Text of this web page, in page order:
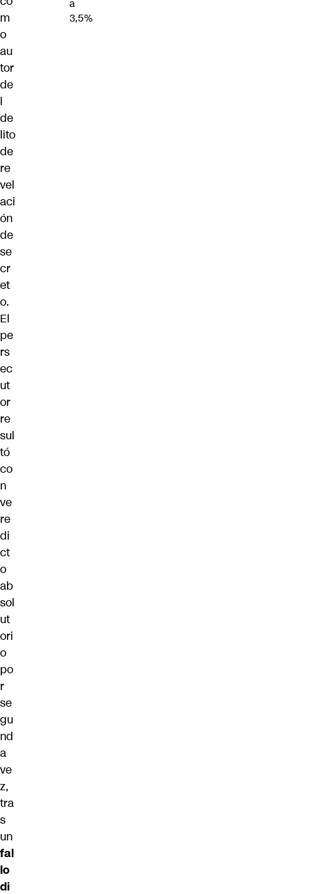
m
o
au
tor
de
l
de
lito
de
re
vel
aci
ón
de
se
cr
et
o.
El
pe
rs
ec
ut
or
re
sul
tó
co
n
ve
re
di
ct
o
ab
sol
ut
ori
o
po
r
se
gu
nd
a
ve
z,
tra
s
un
fal
lo
di
a
3,5%